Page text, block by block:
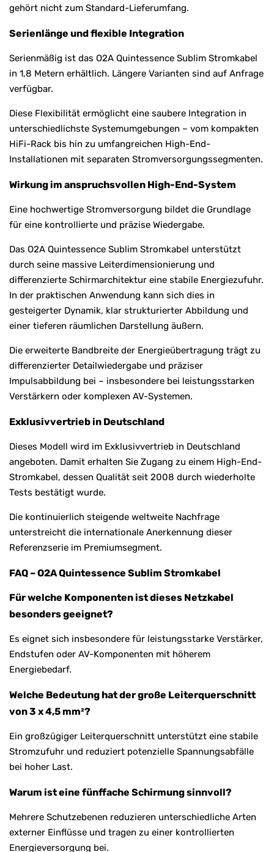
gehört nicht zum Standard-Lieferumfang.
Serienlänge und flexible Integration
Serienmäßig ist das O2A Quintessence Sublim Stromkabel
in 1,8 Metern erhältlich. Längere Varianten sind auf Anfrage
verfügbar.
Diese Flexibilität ermöglicht eine saubere Integration in
unterschiedlichste Systemumgebungen – vom kompakten
HiFi-Rack bis hin zu umfangreichen High-End-
Installationen mit separaten Stromversorgungssegmenten.
Wirkung im anspruchsvollen High-End-System
Eine hochwertige Stromversorgung bildet die Grundlage
für eine kontrollierte und präzise Wiedergabe.
Das O2A Quintessence Sublim Stromkabel unterstützt
durch seine massive Leiterdimensionierung und
differenzierte Schirmarchitektur eine stabile Energiezufuhr.
In der praktischen Anwendung kann sich dies in
gesteigerter Dynamik, klar strukturierter Abbildung und
einer tieferen räumlichen Darstellung äußern.
Die erweiterte Bandbreite der Energieübertragung trägt zu
differenzierter Detailwiedergabe und präziser
Impulsabbildung bei – insbesondere bei leistungsstarken
Verstärkern oder komplexen AV-Systemen.
Exklusivvertrieb in Deutschland
Dieses Modell wird im Exklusivvertrieb in Deutschland
angeboten. Damit erhalten Sie Zugang zu einem High-End-
Stromkabel, dessen Qualität seit 2008 durch wiederholte
Tests bestätigt wurde.
Die kontinuierlich steigende weltweite Nachfrage
unterstreicht die internationale Anerkennung dieser
Referenzserie im Premiumsegment.
FAQ – O2A Quintessence Sublim Stromkabel
Für welche Komponenten ist dieses Netzkabel
besonders geeignet?
Es eignet sich insbesondere für leistungsstarke Verstärker,
Endstufen oder AV-Komponenten mit höherem
Energiebedarf.
Welche Bedeutung hat der große Leiterquerschnitt
von 3 x 4,5 mm²?
Ein großzügiger Leiterquerschnitt unterstützt eine stabile
Stromzufuhr und reduziert potenzielle Spannungsabfälle
bei hoher Last.
Warum ist eine fünffache Schirmung sinnvoll?
Mehrere Schutzebenen reduzieren unterschiedliche Arten
externer Einflüsse und tragen zu einer kontrollierten
Energieversorgung bei.